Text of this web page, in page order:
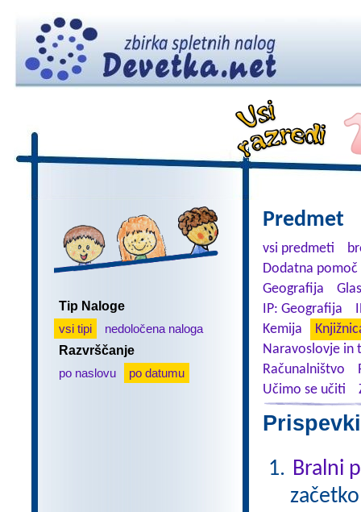
Tip Naloge
vsi tipi
nedoločena naloga
Razvrščanje
po naslovu
po datumu
Predmet
vsi predmeti
Dodatna
Geografija
IP: Geografija
Kemija
Naravoslovje in
Računalništvo
Učimo se učiti
Bralni